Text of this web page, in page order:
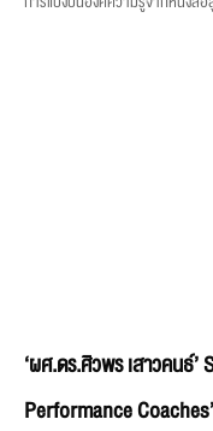
‘ผศ.ดร.ศิวพร เสาวคนธ์’
Performance